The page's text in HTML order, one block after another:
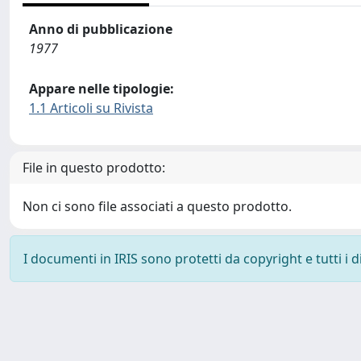
Anno di pubblicazione
1977
Appare nelle tipologie:
1.1 Articoli su Rivista
File in questo prodotto:
Non ci sono file associati a questo prodotto.
I documenti in IRIS sono protetti da copyright e tutti i